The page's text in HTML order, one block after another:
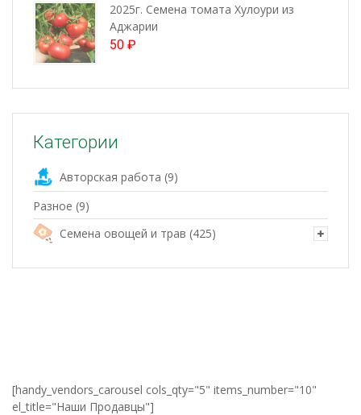
2025г. Семена томата Хулоури из
Аджарии
50 ₽
Категории
Авторская работа (9)
Разное (9)
Семена овощей и трав (425)
[handy_vendors_carousel cols_qty="5" items_number="10"
el_title="Наши Продавцы"]